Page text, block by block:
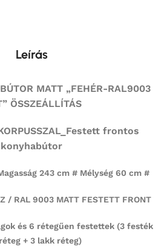
Leírás
MATT „FEHÉR-RAL9003
ÖSSZEÁLLÍTÁS
frontos
konyhabútor
243 cm # Mélység 60 cm #
/ RAL 9003 MATT FESTETT FRONT
és 6 rétegűen festettek (3 festék
+ 3 lakk réteg)